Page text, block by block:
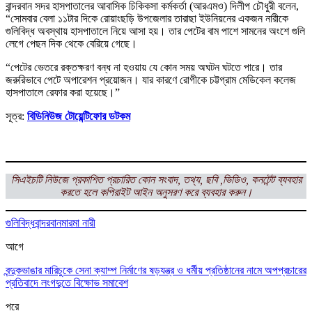
বান্দরবান সদর হাসপাতালের আবাসিক চিকিকসা কর্মকর্তা (আরএমও) দিলীপ চৌধুরী বলেন,
“সোমবার বেলা ১১টার দিকে রোয়াংছড়ি উপজেলার তারাছা ইউনিয়নের একজন নারীকে
গুলিবিদ্ধ অবস্থায় হাসপাতালে নিয়ে আসা হয়। তার পেটের বাম পাশে সামনের অংশে গুলি
লেগে পেছন দিক থেকে বেরিয়ে গেছে।
“পেটের ভেতরে রক্তক্ষরণ বন্ধ না হওয়ায় যে কোন সময় অঘটন ঘটতে পারে। তার
জরুরিভাবে পেটে অপারেশন প্রয়োজন। যার কারণে রোগীকে চট্টগ্রাম মেডিকেল কলেজ
হাসপাতালে রেফার করা হয়েছে।”
সূত্র: বিডিনিউজ টোয়েন্টিফোর ডটকম
সিএইচটি নিউজে প্রকাশিত প্রচারিত কোন সংবাদ, তথ্য, ছবি ,ভিডিও, কনটেন্ট ব্যবহার
করতে হলে কপিরাইট আইন অনুসরণ করে ব্যবহার করুন।
গুলিবিদ্ধবান্দরবানমারমা নারী
আগে
বন্দুকভাঙার মারিচুকে সেনা ক্যাম্প নির্মাণের ষড়যন্ত্র ও ধর্মীয় প্রতিষ্ঠানের নামে অপপ্রচারের
প্রতিবাদে লংগদুতে বিক্ষোভ সমাবেশ
পরে